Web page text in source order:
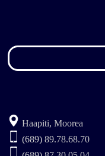
Haapiti, Moorea
(689) 89.78.68.70